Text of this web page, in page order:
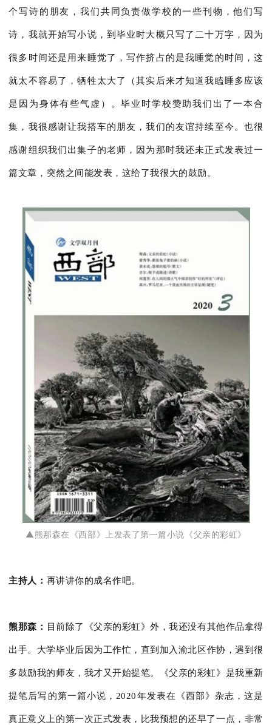
个写诗的朋友，我们共同负责做学校的一些刊物，他们写
诗，我就开始写小说，到毕业时大概只写了二十万字，因为
很多时间还是用来睡觉了，写作挤占的是我睡觉的时间，这
就太不容易了，牺牲太大了（其实后来才知道我瞌睡多应该
是因为身体有些气虚）。毕业时学校赞助我们出了一本合
集，我很感谢让我搭车的朋友，我们的友谊持续至今。也很
感谢组织我们出集子的老师，因为那时我还未正式发表过一
篇文章，突然之间能发表，这给了我很大的鼓励。
▲熊那森在《西部》上发表了第一篇小说《父亲的彩虹》
主持人： 再讲讲你的成名作吧。
熊那森： 目前除了《父亲的彩虹》外，我还没有其他作品拿得
出手。 大学毕业后因为工作忙，直到加入渝北区作协，遇到很
多鼓励我的师友，我才又开始提笔。《父亲的彩虹》是我重新
提笔后写的第一篇小说，2020年发表在《西部》杂志，这是
真正意义上的第一次正式发表，比我预想的还早了一点，非常